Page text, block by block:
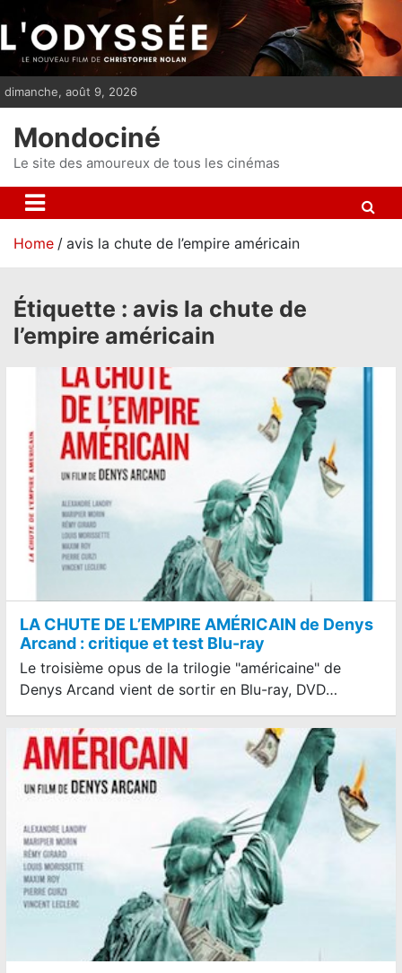
i
p
t
n
t
dimanche, août 9, 2026
Mondociné
Le site des amoureux de tous les cinémas
Home avis la chute de l’empire américain
Étiquette : avis la chute de
l’empire américain
LA CHUTE DE L’EMPIRE AMÉRICAIN de Denys
Arcand : critique et test Blu-ray
Le troisième opus de la trilogie "américaine" de
Denys Arcand vient de sortir en Blu-ray, DVD…